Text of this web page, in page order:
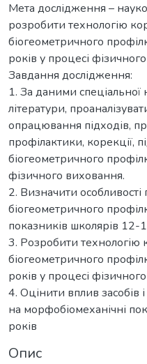
Мета дослідження –
розробити технологію
біогеометричного
років у процесі
Завдання дослідження:
1. За даними
літератури,
опрацювання підходів,
профілактики, корекції,
біогеометричного
фізичного виховання.
2. Визначити особливості
біогеометричного
показників школярів 12-
3. Розробити технологію
біогеометричного
років у процесі
4. Оцінити вплив засобів
на морфобіомеханічні
років
Опис